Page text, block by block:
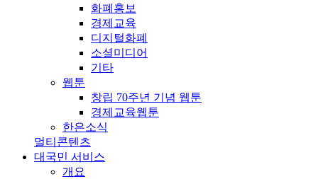
화폐홍보
경제교육
디지털화폐
소셜미디어
기타
웹툰
창립 70주년 기념 웹툰
경제교육웹툰
한은소식
멀티콘텐츠
대국민 서비스
개요